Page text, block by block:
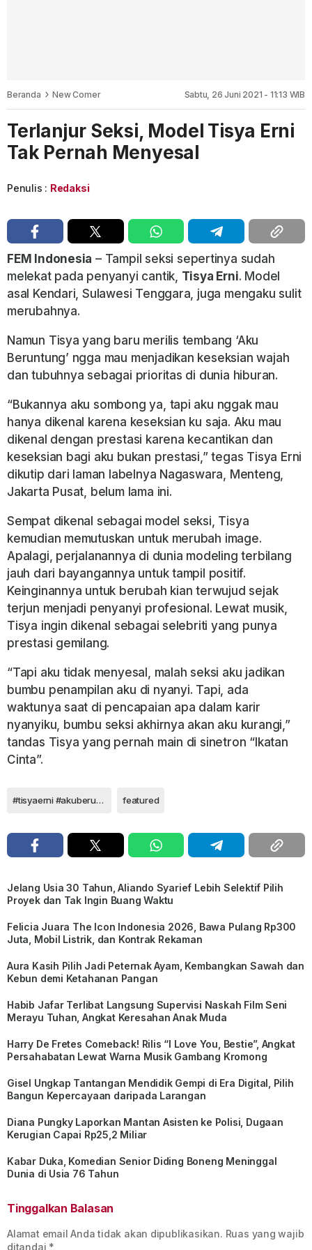
Beranda New Comer Sabtu, 26 Juni 2021 - 11:13 WIB
Terlanjur Seksi, Model Tisya Erni
Tak Pernah Menyesal
Penulis : Redaksi
FEM Indonesia – Tampil seksi sepertinya sudah
melekat pada penyanyi cantik, Tisya Erni. Model
asal Kendari, Sulawesi Tenggara, juga mengaku sulit
merubahnya.
Namun Tisya yang baru merilis tembang ‘Aku
Beruntung’ ngga mau menjadikan keseksian wajah
dan tubuhnya sebagai prioritas di dunia hiburan.
“Bukannya aku sombong ya, tapi aku nggak mau
hanya dikenal karena keseksian ku saja. Aku mau
dikenal dengan prestasi karena kecantikan dan
keseksian bagi aku bukan prestasi,” tegas Tisya Erni
dikutip dari laman labelnya Nagaswara, Menteng,
Jakarta Pusat, belum lama ini.
Sempat dikenal sebagai model seksi, Tisya
kemudian memutuskan untuk merubah image.
Apalagi, perjalanannya di dunia modeling terbilang
jauh dari bayangannya untuk tampil positif.
Keinginannya untuk berubah kian terwujud sejak
terjun menjadi penyanyi profesional. Lewat musik,
Tisya ingin dikenal sebagai selebriti yang punya
prestasi gemilang.
“Tapi aku tidak menyesal, malah seksi aku jadikan
bumbu penampilan aku di nyanyi. Tapi, ada
waktunya saat di pencapaian apa dalam karir
nyanyiku, bumbu seksi akhirnya akan aku kurangi,”
tandas Tisya yang pernah main di sinetron “Ikatan
Cinta”.
#tisyaerni #akuberuntung #nagaswara #rahayukertawiguna featured
Jelang Usia 30 Tahun, Aliando Syarief Lebih Selektif Pilih
Proyek dan Tak Ingin Buang Waktu
Felicia Juara The Icon Indonesia 2026, Bawa Pulang Rp300
Juta, Mobil Listrik, dan Kontrak Rekaman
Aura Kasih Pilih Jadi Peternak Ayam, Kembangkan Sawah dan
Kebun demi Ketahanan Pangan
Habib Jafar Terlibat Langsung Supervisi Naskah Film Seni
Merayu Tuhan, Angkat Keresahan Anak Muda
Harry De Fretes Comeback! Rilis “I Love You, Bestie”, Angkat
Persahabatan Lewat Warna Musik Gambang Kromong
Gisel Ungkap Tantangan Mendidik Gempi di Era Digital, Pilih
Bangun Kepercayaan daripada Larangan
Diana Pungky Laporkan Mantan Asisten ke Polisi, Dugaan
Kerugian Capai Rp25,2 Miliar
Kabar Duka, Komedian Senior Diding Boneng Meninggal
Dunia di Usia 76 Tahun
Tinggalkan Balasan
Alamat email Anda tidak akan dipublikasikan. Ruas yang wajib
ditandai *